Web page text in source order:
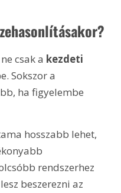
csak a kezdeti
Sokszor a
ha figyelembe
hosszabb lehet,
rendszerhez
beszerezni az